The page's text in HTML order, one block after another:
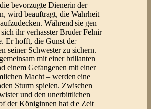
bevorzugte Dienerin der
wird beauftragt, die Wahrheit
Während sie gen
ihr verhasster Bruder Felnir
Er hofft, die Gunst der
seiner Schwester zu sichern.
mit einer brillanten
einem Gefangenen mit einer
Macht – werden eine
Sturm spielen. Zwischen
und den unerbittlichen
der Königinnen hat die Zeit